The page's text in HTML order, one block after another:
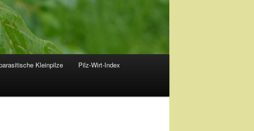
Kleinpilze Pilz-Wirt-Index